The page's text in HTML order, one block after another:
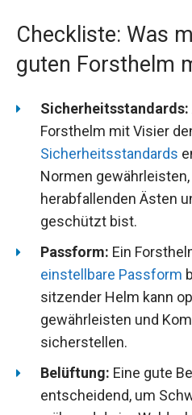
Checkliste: Was
guten Forsthelm
Sicherheitsstandards:
Forsthelm mit Visier
Sicherheitsstandards
Normen
herabfallenden Ästen
geschützt bist.
Passform: Ein
einstellbare Passform
sitzender Helm kann
gewährleisten und
sicherstellen.
Belüftung: Eine gute
entscheidend, um